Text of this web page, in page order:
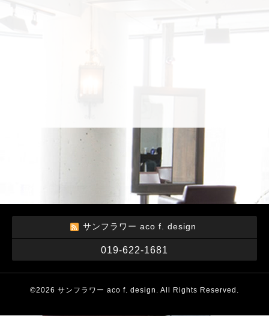
サンフラワー aco f. design
019-622-1681
©2026 サンフラワー aco f. design . All Rights Reserved.